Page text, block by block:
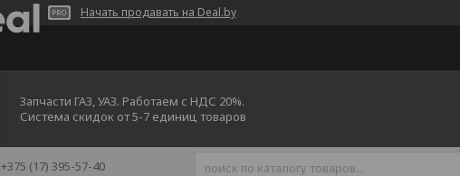
Начать продавать на Deal.by
Запчасти ГАЗ, УАЗ. Работаем с НДС 20%.
Система скидок от 5-7 единиц товаров
+375 (17) 395-57-40